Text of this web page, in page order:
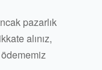
pazarlık
alınız,